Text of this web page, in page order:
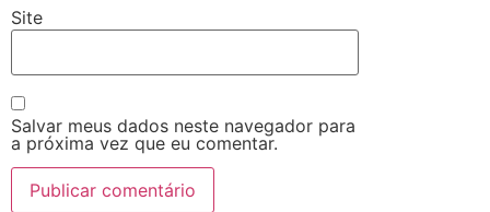
Site
Salvar meus dados neste navegador para
a próxima vez que eu comentar.